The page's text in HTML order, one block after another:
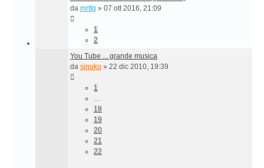
da mrttg » 07 ott 2016, 21:09
1
2
You Tube ... grande musica
da sinuko » 22 dic 2010, 19:39
1
…
18
19
20
21
22